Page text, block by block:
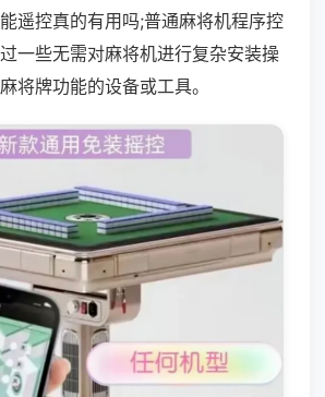
遥控真的有用吗;普通麻将机程序控
一些无需对麻将机进行复杂安装操
将牌功能的设备或工具。